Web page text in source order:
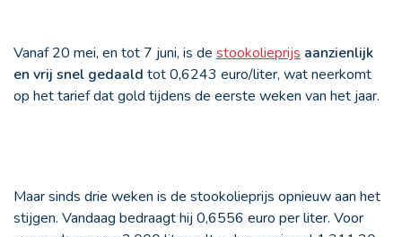
Vanaf 20 mei, en tot 7 juni, is de stookolieprijs aanzienlijk
en vrij snel gedaald tot 0,6243 euro/liter, wat neerkomt
op het tarief dat gold tijdens de eerste weken van het jaar.
Maar sinds drie weken is de stookolieprijs opnieuw aan het
stijgen. Vandaag bedraagt hij 0,6556 euro per liter. Voor